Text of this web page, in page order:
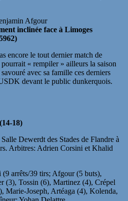
inclinée face à Limoges
encore le tout dernier match de
« rempiler » ailleurs la saison
avec sa famille ces derniers
devant le public dunkerquois.
18)
Dewerdt des Stades de Flandre à
Arbitres: Adrien Corsini et Khalid
arrêts/39 tirs; Afgour (5 buts),
(3), Tossin (6), Martinez (4), Crépel
Marie-Joseph, Artéaga (4), Kolenda,